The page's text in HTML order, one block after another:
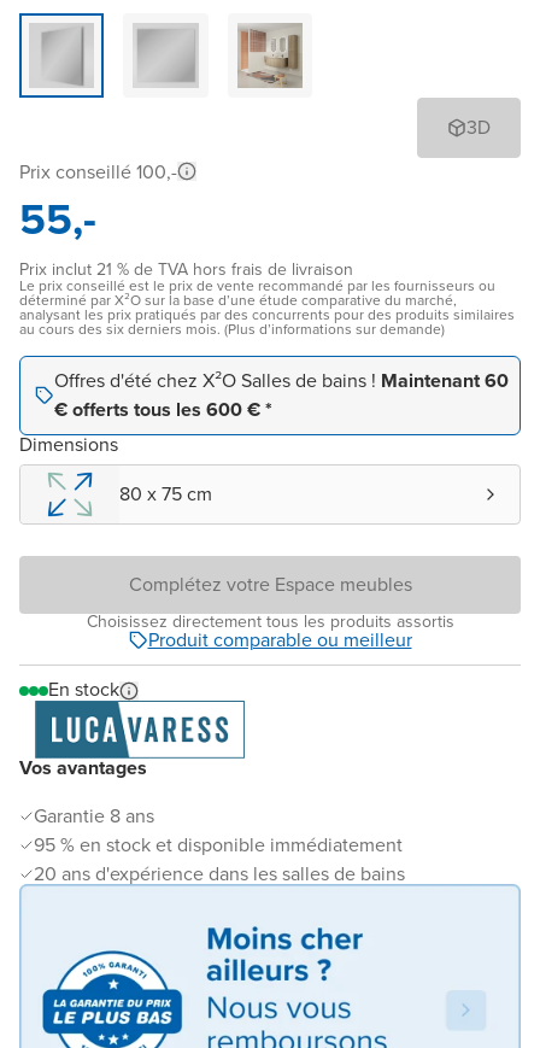
3D
Vos avantages
Garantie 8 ans
95 % en stock et disponible immédiatement
20 ans d'expérience dans les salles de bains
Prix conseillé 100,-
55,-
Prix inclut 21 % de TVA hors frais de livraison
Le prix conseillé est le prix de vente recommandé par les fournisseurs ou
déterminé par X²O sur la base d’une étude comparative du marché,
analysant les prix pratiqués par des concurrents pour des produits similaires
au cours des six derniers mois. (Plus d’informations sur demande)
Offres d'été chez X²O Salles de bains ! Maintenant 60
€ offerts tous les 600 € *
Dimensions
80 x 75 cm
Complétez votre Espace meubles
Choisissez directement tous les produits assortis
Produit comparable ou meilleur
En stock